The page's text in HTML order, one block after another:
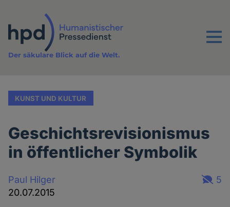
Inhalt
Menu
Der säkulare Blick auf die Welt.
KUNST UND KULTUR
Geschichtsrevisionismus
in öffentlicher Symbolik
Paul Hilger
20.07.2015
5